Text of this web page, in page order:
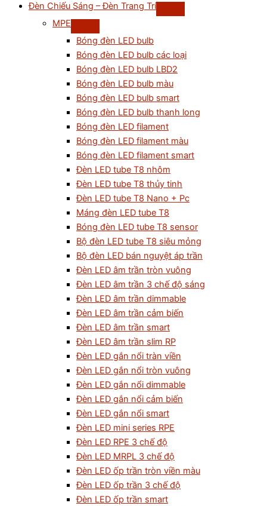
Đèn Chiếu Sáng – Đèn Trang Trí
MPE
Bóng đèn LED bulb
Bóng đèn LED bulb các loại
Bóng đèn LED bulb LBD2
Bóng đèn LED bulb màu
Bóng đèn LED bulb smart
Bóng đèn LED bulb thanh long
Bóng đèn LED filament
Bóng đèn LED filament màu
Bóng đèn LED filament smart
Đèn LED tube T8 nhôm
Đèn LED tube T8 thủy tinh
Đèn LED tube T8 Nano + Pc
Máng đèn LED tube T8
Bóng đèn LED tube T8 sensor
Bộ đèn LED tube T8 siêu mỏng
Bộ đèn LED bán nguyệt áp trần
Đèn LED âm trần tròn vuông
Đèn LED âm trần 3 chế độ sáng
Đèn LED âm trần dimmable
Đèn LED âm trần cảm biến
Đèn LED âm trần smart
Đèn LED âm trần slim RP
Đèn LED gắn nổi tràn viền
Đèn LED gắn nổi tròn vuông
Đèn LED gắn nổi dimmable
Đèn LED gắn nổi cảm biến
Đèn LED gắn nổi smart
Đèn LED mini series RPE
Đèn LED RPE 3 chế độ
Đèn LED MRPL 3 chế độ
Đèn LED ốp trần tròn viền màu
Đèn LED ốp trần 3 chế độ
Đèn LED ốp trần smart